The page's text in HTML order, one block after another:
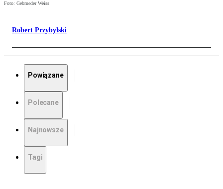
Foto: Gebrueder Weiss
Robert Przybylski
Powiązane
Polecane
Najnowsze
Tagi